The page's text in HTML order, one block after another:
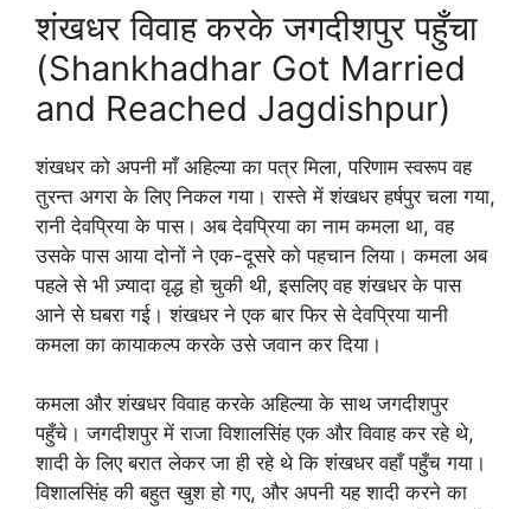
शंखधर विवाह करके जगदीशपुर पहुँचा
(Shankhadhar Got Married
and Reached Jagdishpur)
शंखधर को अपनी माँ अहिल्या का पत्र मिला, परिणाम स्वरूप वह
तुरन्त अगरा के लिए निकल गया। रास्ते में शंखधर हर्षपुर चला गया,
रानी देवप्रिया के पास। अब देवप्रिया का नाम कमला था, वह
उसके पास आया दोनों ने एक-दूसरे को पहचान लिया। कमला अब
पहले से भी ज़्यादा वृद्ध हो चुकी थी, इसलिए वह शंखधर के पास
आने से घबरा गई। शंखधर ने एक बार फिर से देवप्रिया यानी
कमला का कायाकल्प करके उसे जवान कर दिया।
कमला और शंखधर विवाह करके अहिल्या के साथ जगदीशपुर
पहुँचे। जगदीशपुर में राजा विशालसिंह एक और विवाह कर रहे थे,
शादी के लिए बरात लेकर जा ही रहे थे कि शंखधर वहाँ पहुँच गया।
विशालसिंह की बहुत खुश हो गए, और अपनी यह शादी करने का